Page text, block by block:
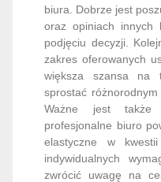
biura. Dobrze jest
oraz opiniach innych
podjęciu decyzji.
zakres oferowanych
większa szansa na
sprostać
Ważne jest
profesjonalne biuro
elastyczne w
indywidualnych
zwrócić uwagę na